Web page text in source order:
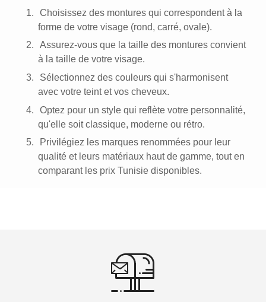
1.
Choisissez des montures qui correspondent à la
forme de votre visage (rond, carré, ovale).
2.
Assurez-vous que la taille des montures convient
à la taille de votre visage.
3.
Sélectionnez des couleurs qui s'harmonisent
avec votre teint et vos cheveux.
4.
Optez pour un style qui reflète votre personnalité,
qu'elle soit classique, moderne ou rétro.
5.
Privilégiez les marques renommées pour leur
qualité et leurs matériaux haut de gamme, tout en
comparant les prix Tunisie disponibles.